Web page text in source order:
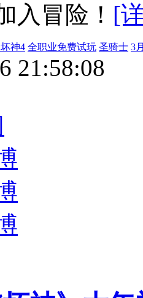
入冒险！ [
神4 全职业免费试玩 圣骑士 3
21:58:08